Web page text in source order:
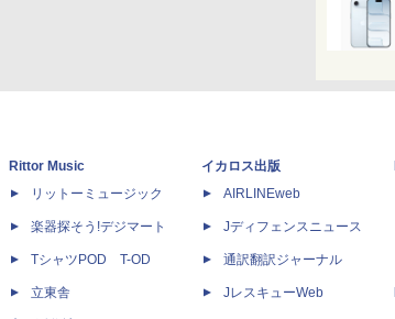
Rittor Music
リットーミュージック
楽器探そう!デジマート
TシャツPOD T-OD
立東舎
イカロス出版
AIRLINEweb
Jディフェンスニュース
通訳翻訳ジャーナル
JレスキューWeb